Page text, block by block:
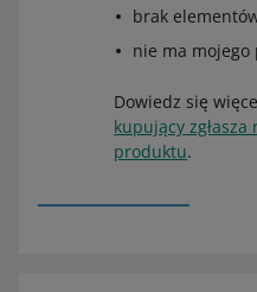
brak
nie ma mojego
Dowiedz się
kupujący zgłasza
produktu.